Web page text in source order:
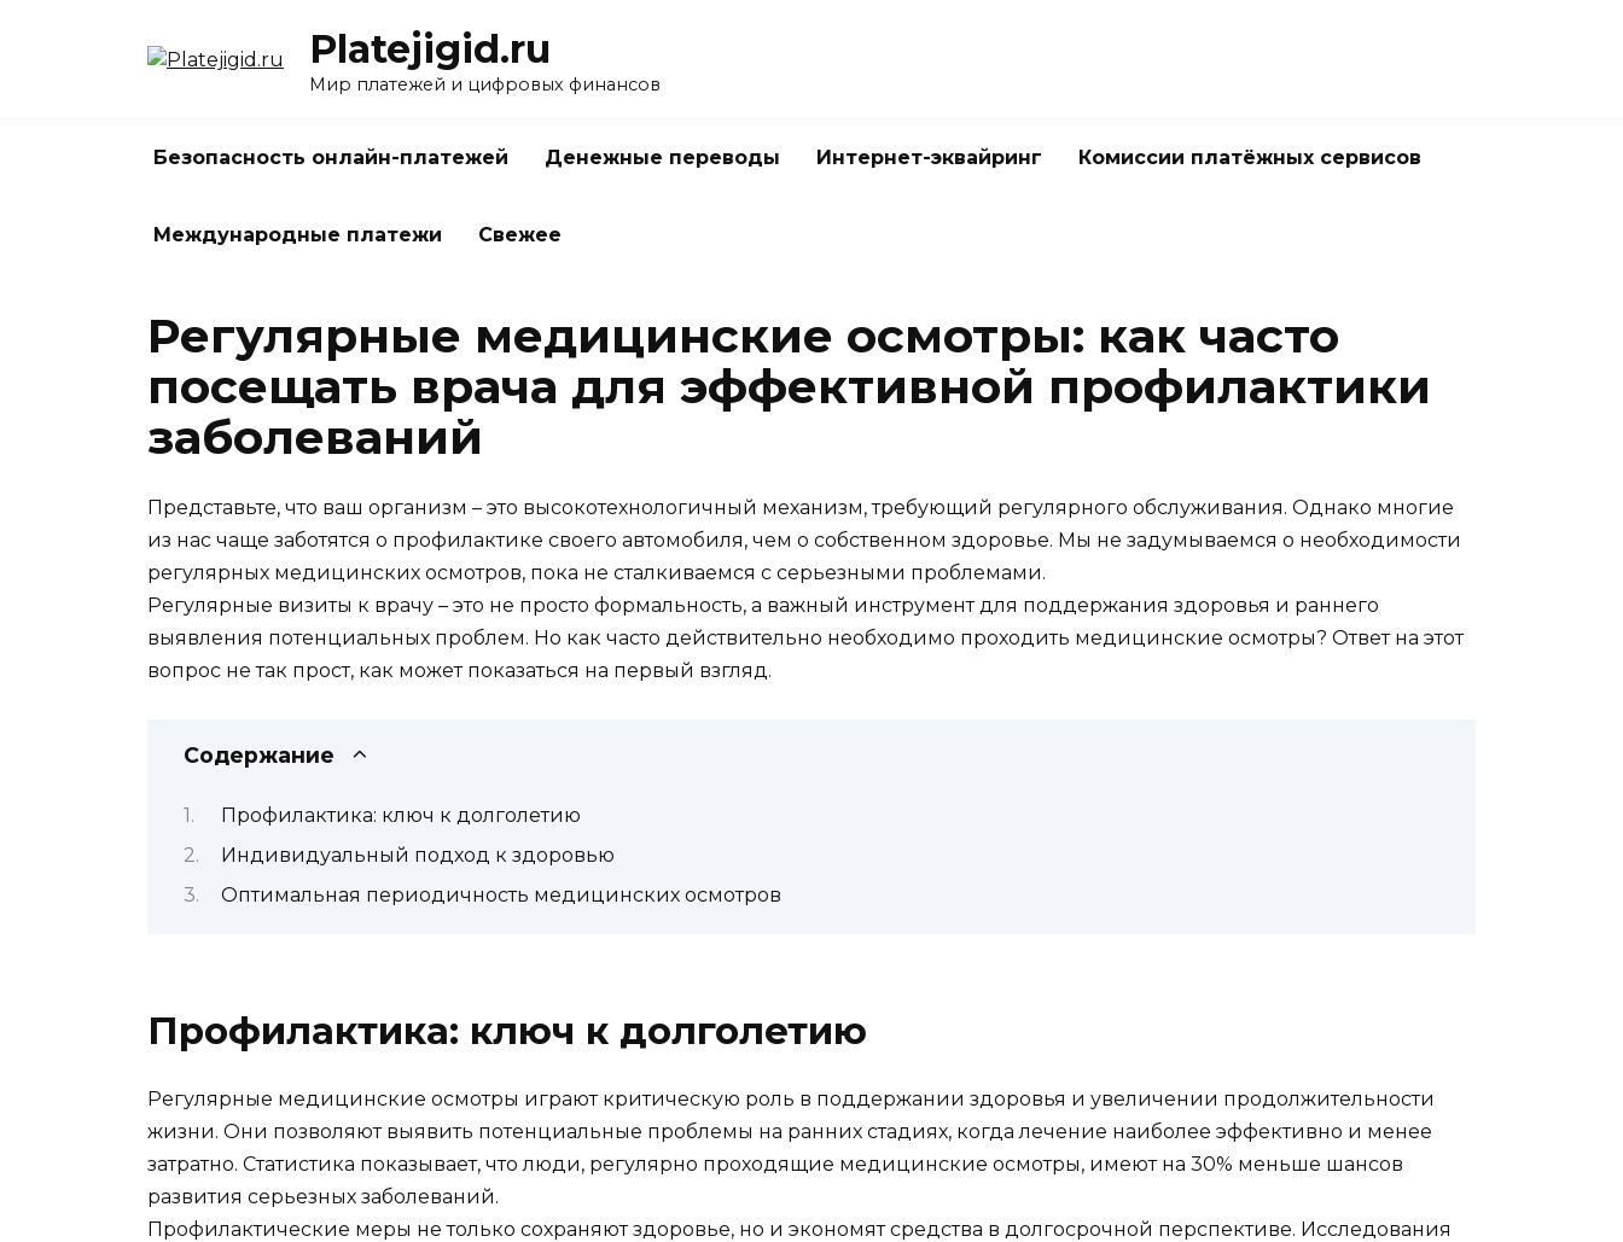
Platejigid.ru
Мир платежей и цифровых финансов
Безопасность онлайн-платежей Денежные переводы Интернет-эквайринг Комиссии платёжных сервисов
Международные платежи Свежее
Регулярные медицинские осмотры: как часто
посещать врача для эффективной профилактики
заболеваний
Представьте, что ваш организм – это высокотехнологичный механизм, требующий регулярного обслуживания. Однако многие
из нас чаще заботятся о профилактике своего автомобиля, чем о собственном здоровье. Мы не задумываемся о необходимости
регулярных медицинских осмотров, пока не сталкиваемся с серьезными проблемами.
Регулярные визиты к врачу – это не просто формальность, а важный инструмент для поддержания здоровья и раннего
выявления потенциальных проблем. Но как часто действительно необходимо проходить медицинские осмотры? Ответ на этот
вопрос не так прост, как может показаться на первый взгляд.
Содержание
Профилактика: ключ к долголетию
Индивидуальный подход к здоровью
Оптимальная периодичность медицинских осмотров
Профилактика: ключ к долголетию
Регулярные медицинские осмотры играют критическую роль в поддержании здоровья и увеличении продолжительности
жизни. Они позволяют выявить потенциальные проблемы на ранних стадиях, когда лечение наиболее эффективно и менее
затратно. Статистика показывает, что люди, регулярно проходящие медицинские осмотры, имеют на 30% меньше шансов
развития серьезных заболеваний.
Профилактические меры не только сохраняют здоровье, но и экономят средства в долгосрочной перспективе. Исследования